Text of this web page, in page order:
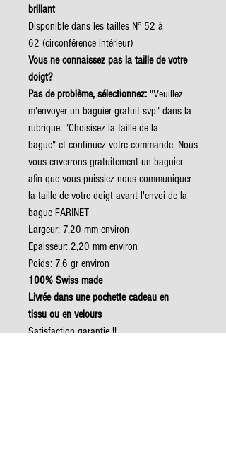
brillant
Disponible dans les tailles N° 52 à
62 (circonférence intérieur)
Vous ne connaissez pas la taille de votre
doigt?
Pas de problème, sélectionnez: "Veuillez
m'envoyer un baguier gratuit svp" dans la
rubrique: "Choisisez la taille de la
bague" et continuez votre commande. Nous
vous enverrons gratuitement un baguier
afin que vous puissiez nous communiquer
la taille de votre doigt avant l'envoi de la
bague FARINET
Largeur: 7,20 mm environ
Epaisseur: 2,20 mm environ
Poids: 7,6 gr environ
100% Swiss made
Livrée dans une pochette cadeau en
tissu ou en velours
Satisfaction garantie !!